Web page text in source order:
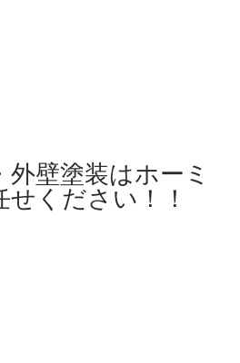
壁塗装はホーミ
ください！！